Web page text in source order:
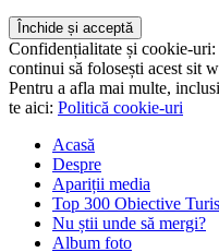
Confidențialitate și cookie-
continui să folosești acest sit
Pentru a afla mai multe,
te aici: Politică cookie-uri
Acasă
Despre
Apariții media
Top 300 Obiective
Nu știi unde să mergi?
Album foto